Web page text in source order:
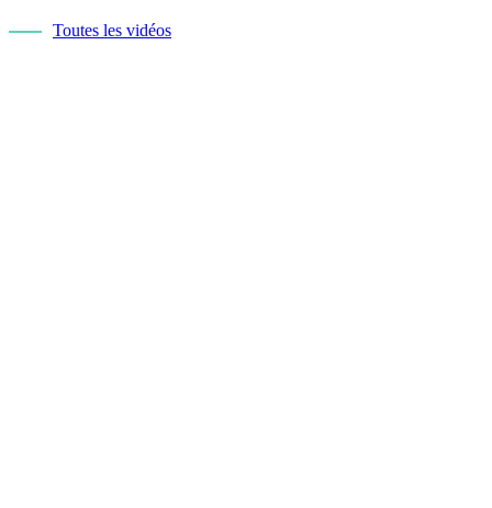
Toutes les vidéos